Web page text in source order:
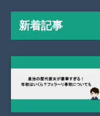
新着記事